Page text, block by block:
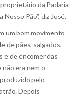
da Padaria
Pão”, diz José.
um bom movimento
de pães, salgados,
e de encomendas
não era nem o
pelo
Depois